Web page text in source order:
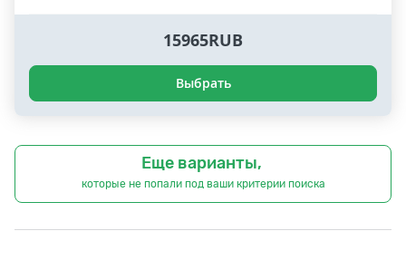
15965RUB
Выбрать
Еще варианты,
которые не попали под ваши критерии поиска